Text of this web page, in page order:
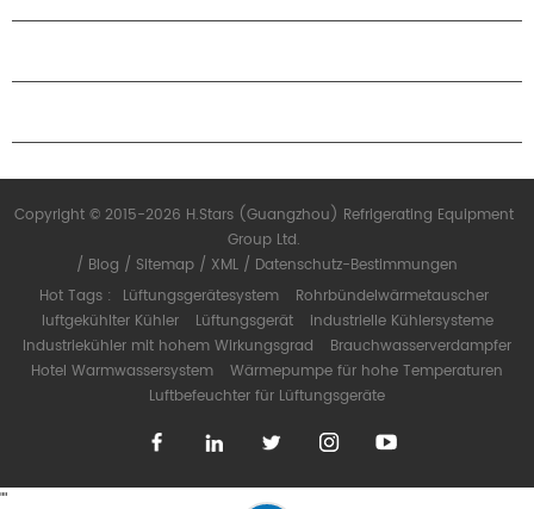
Copyright © 2015-2026 H.Stars (Guangzhou) Refrigerating Equipment
Group Ltd.
/ Blog / Sitemap / XML / Datenschutz-Bestimmungen
Hot Tags :
Lüftungsgerätesystem
Rohrbündelwärmetauscher
luftgekühlter Kühler
Lüftungsgerät
industrielle Kühlersysteme
Industriekühler mit hohem Wirkungsgrad
Brauchwasserverdampfer
Hotel Warmwassersystem
Wärmepumpe für hohe Temperaturen
Luftbefeuchter für Lüftungsgeräte
""